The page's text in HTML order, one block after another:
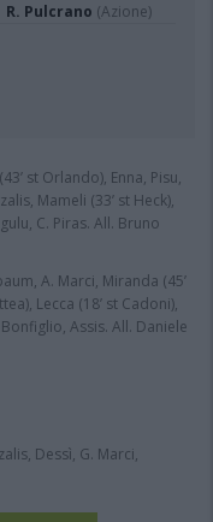
R. Pulcrano (Azione)
st Orlando), Enna, Pisu,
Mameli (33’ st Heck),
C. Piras. All. Bruno
A. Marci, Miranda (45’
Lecca (18’ st Cadoni),
Assis. All. Daniele
Dessì, G. Marci,